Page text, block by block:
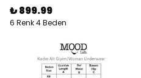
₺ 899.99
6 Renk 4 Beden